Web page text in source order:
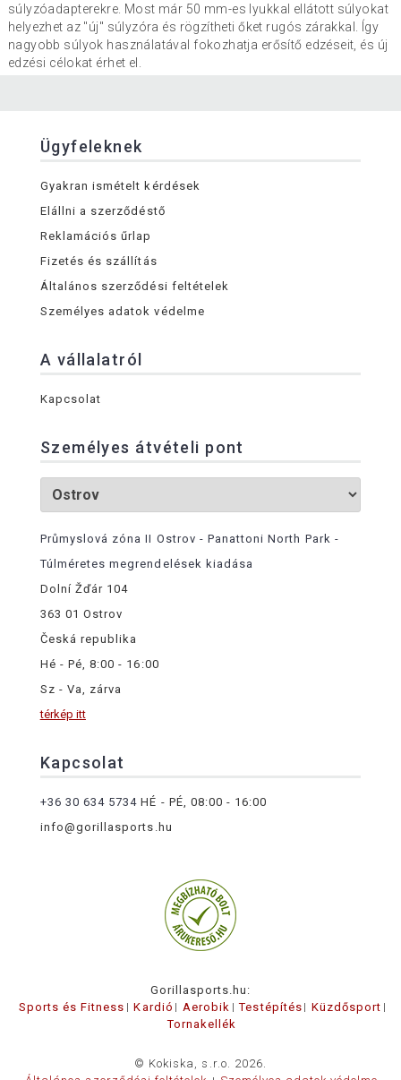
súlyzóadapterekre. Most már 50 mm-es lyukkal ellátott súlyokat
helyezhet az "új" súlyzóra és rögzítheti őket rugós zárakkal. Így
nagyobb súlyok használatával fokozhatja erősítő edzéseit, és új
edzési célokat érhet el.
Ügyfeleknek
Gyakran ismételt kérdések
Elállni a szerződéstő
Reklamációs űrlap
Fizetés és szállítás
Általános szerződési feltételek
Személyes adatok védelme
A vállalatról
Kapcsolat
Személyes átvételi pont
Průmyslová zóna II Ostrov - Panattoni North Park -
Túlméretes megrendelések kiadása
Dolní Žďár 104
363 01 Ostrov
Česká republika
Hé - Pé, 8:00 - 16:00
Sz - Va, zárva
térkép itt
Kapcsolat
+36 30 634 5734 HÉ - PÉ, 08:00 - 16:00
info@gorillasports.hu
Gorillasports.hu:
Sports és Fitness
Kardió Aerobik Testépítés
Küzdősport
Tornakellék
© Kokiska, s.r.o. 2026.